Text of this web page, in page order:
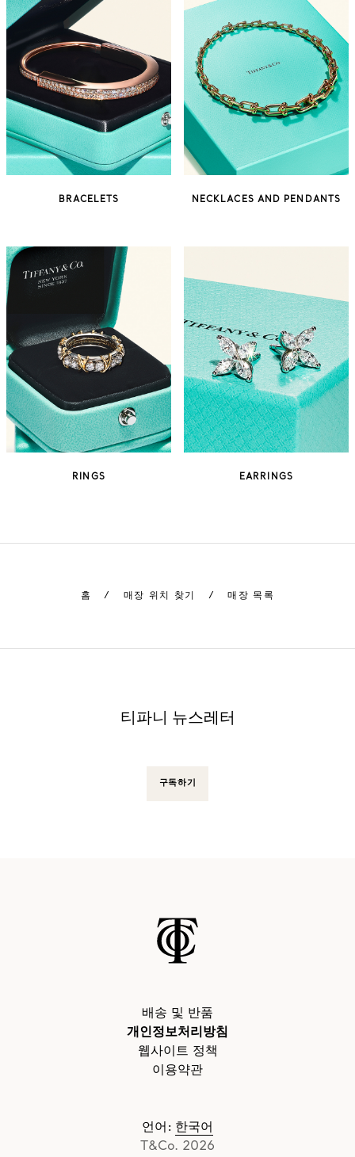
BRACELETS NECKLACES AND PENDANTS
RINGS EARRINGS
홈 / 매장 위치 찾기 / 매장 목록
티파니 뉴스레터
구독하기
배송 및 반품
개인정보처리방침
웹사이트 정책
이용약관
언어 : 한국어
T&Co. 2026